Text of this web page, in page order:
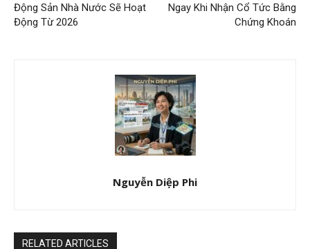
Động Sản Nhà Nước Sẽ Hoạt
Động Từ 2026
Ngay Khi Nhận Cổ Tức Bằng
Chứng Khoán
Nguyễn Diệp Phi
RELATED ARTICLES